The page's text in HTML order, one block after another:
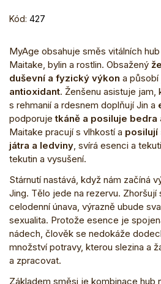
Kód: 427
MyAge obsahuje směs vitálních
Maitake, bylin a rostlin. Obsažený
duševní a fyzický výkon a působí
antioxidant. Ženšenu asistuje jam,
s rehmanií a rdesnem doplňují Jin a
podporujetkáně a posiluje bedra
Maitake pracují s vlhkostí a posilují
játra a ledviny, svírá esenci a
tekutin a vysušení.
Stárnutí nastává, když nám začíná
Jing. Tělo jede na rezervu.
celodenní únava, výrazně ubude
sexualita. Protože esence je
nádech, člověk se nedokáže
množství potravy, kterou slezina a
a zpracovat.
Základem směsi je kombinace hub